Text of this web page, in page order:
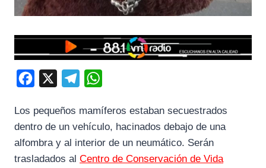
c
e
b
l
e
g
a
t
s
Los pequeños mamíferos estaban secuestrados
dentro de un vehículo, hacinados debajo de una
alfombra y al interior de un neumático. Serán
trasladados al Centro de Conservación de Vida